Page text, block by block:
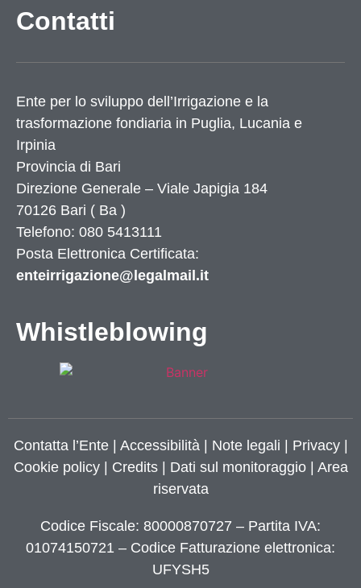
Contatti
Ente per lo sviluppo dell’Irrigazione e la
trasformazione fondiaria in Puglia, Lucania e
Irpinia
Provincia di Bari
Direzione Generale – Viale Japigia 184
70126 Bari ( Ba )
Telefono: 080 5413111
Posta Elettronica Certificata:
enteirrigazione@legalmail.it
Whistleblowing
Contatta l’Ente| Accessibilità | Note legali | Privacy|
Cookie policy| Credits| Dati sul monitoraggio | Area
riservata
Codice Fiscale: 80000870727 – Partita IVA:
01074150721 – Codice Fatturazione elettronica:
UFYSH5